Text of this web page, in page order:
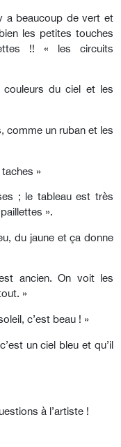
a beaucoup de vert et
les petites touches
!! « les circuits
couleurs du ciel et les
comme un ruban et les
taches »
; le tableau est très
».
du jaune et ça donne
ancien. On voit les
»
c’est beau ! »
un ciel bleu et qu’il
à l’artiste !